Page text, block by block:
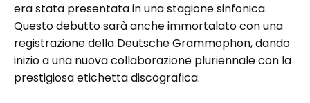
era stata presentata in una stagione sinfonica.
Questo debutto sarà anche immortalato con una
registrazione della Deutsche Grammophon, dando
inizio a una nuova collaborazione pluriennale con la
prestigiosa etichetta discografica.